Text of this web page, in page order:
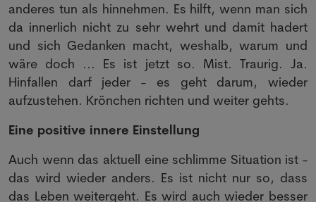
anderes tun als hinnehmen. Es hilft, wenn man sich
da innerlich nicht zu sehr wehrt und damit hadert
und sich Gedanken macht, weshalb, warum und
wäre doch ... Es ist jetzt so. Mist. Traurig. Ja.
Hinfallen darf jeder - es geht darum, wieder
aufzustehen. Krönchen richten und weiter gehts.
Eine positive innere Einstellung
Auch wenn das aktuell eine schlimme Situation ist -
das wird wieder anders. Es ist nicht nur so, dass
das Leben weitergeht. Es wird auch wieder besser